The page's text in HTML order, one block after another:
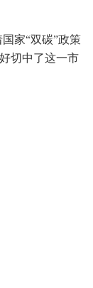
家“双碳”政策
切中了这一市